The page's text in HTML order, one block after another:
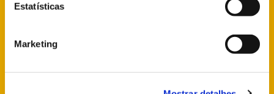
Estatísticas
Marketing